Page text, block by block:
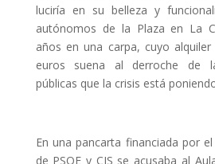
luciría en su belleza y
autónomos de la Plaza en La
años en una carpa, cuyo
euros suena al derroche de
públicas que la crisis está
En una pancarta financiada por
de PSOE y CIS se acusaba al